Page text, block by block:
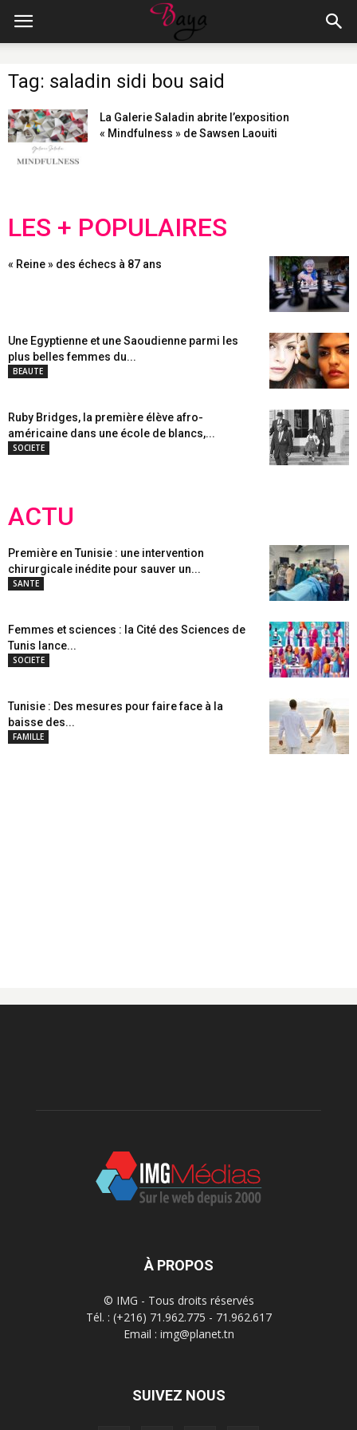
Tag: saladin sidi bou said
La Galerie Saladin abrite l’exposition
« Mindfulness » de Sawsen Laouiti
LES + POPULAIRES
« Reine » des échecs à 87 ans
Une Egyptienne et une Saoudienne parmi les
plus belles femmes du...
BEAUTE
Ruby Bridges, la première élève afro-
américaine dans une école de blancs,...
SOCIETE
ACTU
Première en Tunisie : une intervention
chirurgicale inédite pour sauver un...
SANTE
Femmes et sciences : la Cité des Sciences de
Tunis lance...
SOCIETE
Tunisie : Des mesures pour faire face à la
baisse des...
FAMILLE
À PROPOS
© IMG - Tous droits réservés
Tél. : (+216) 71.962.775 - 71.962.617
Email : img@planet.tn
SUIVEZ NOUS